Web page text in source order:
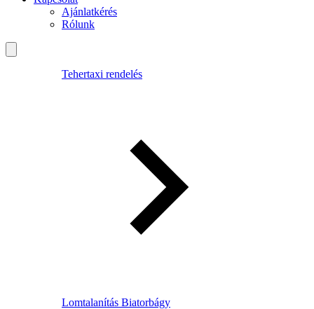
Ajánlatkérés
Rólunk
Tehertaxi rendelés
Lomtalanítás Biatorbágy